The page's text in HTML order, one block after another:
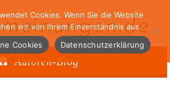
Autoren-Blog
Cookies. Wenn Sie die Website
wir von Ihrem Einverständnis aus.
Cookies Datenschutzerklärung